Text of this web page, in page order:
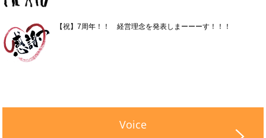
【祝】7周年！！ 経営理念を発表しまーーーす！！！
Voice